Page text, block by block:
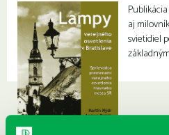
aj
svietidiel